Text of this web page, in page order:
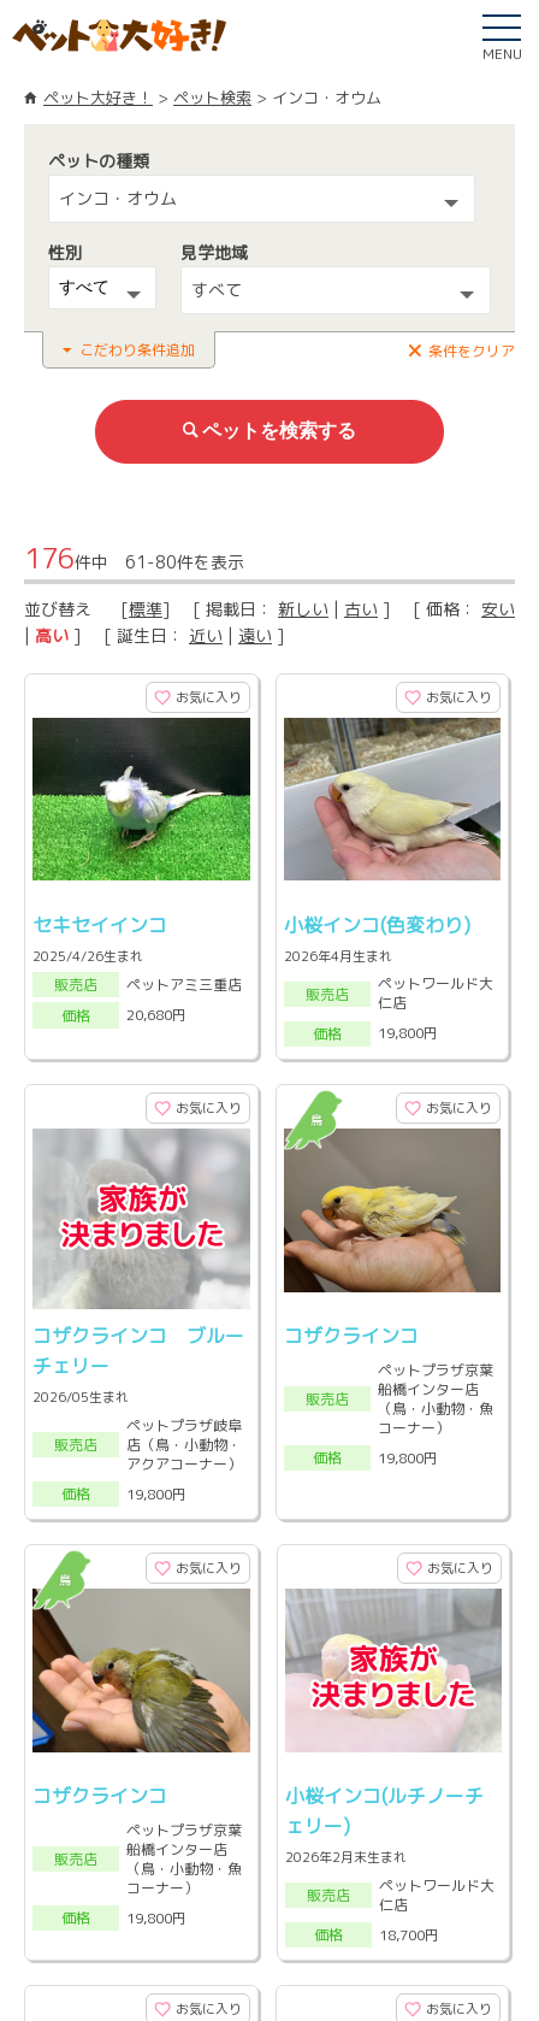
MENU
ペット大好き！ ペット検索 インコ・オウム
ペットの種類
インコ・オウム
性別
見学地域
すべて
こだわり条件追加 条件をクリア
176件中 61-80件を表示
並び替え [標準] [ 掲載日： 新しい | 古い ] [ 価格： 安い
| 高い ] [ 誕生日： 近い | 遠い ]
お気に入り
セキセイインコ
2025/4/26生まれ
販売店
ペットアミ三重店
価格
20,680円
お気に入り
小桜インコ(色変わり)
2026年4月生まれ
販売店
ペットワールド大
仁店
価格
19,800円
お気に入り
コザクラインコ ブルー
チェリー
2026/05生まれ
販売店
ペットプラザ岐阜
店（鳥・小動物・
アクアコーナー）
価格
19,800円
お気に入り
コザクラインコ
販売店
ペットプラザ京葉
船橋インター店
（鳥・小動物・魚
コーナー）
価格
19,800円
お気に入り
コザクラインコ
販売店
ペットプラザ京葉
船橋インター店
（鳥・小動物・魚
コーナー）
価格
19,800円
お気に入り
小桜インコ(ルチノーチ
ェリー)
2026年2月末生まれ
販売店
ペットワールド大
仁店
価格
18,700円
お気に入り お気に入り